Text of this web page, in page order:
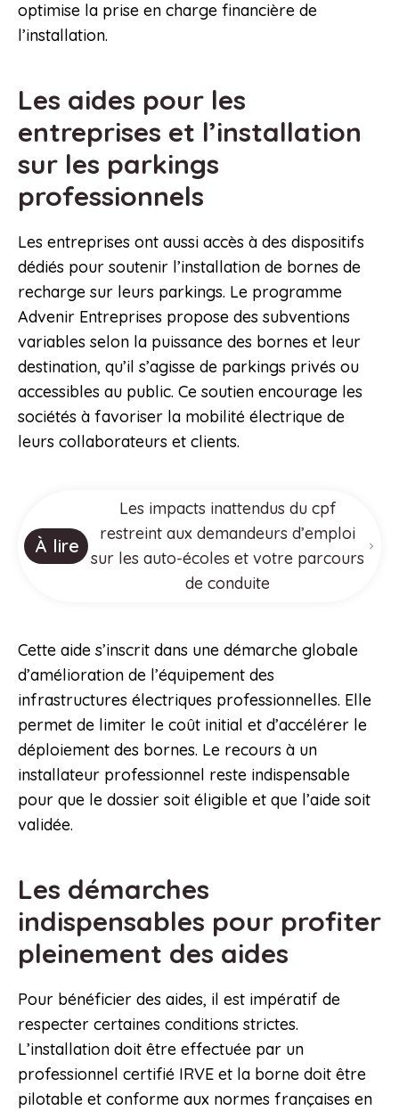
optimise la prise en charge financière de
l’installation.
Les aides pour les
entreprises et l’installation
sur les parkings
professionnels
Les entreprises ont aussi accès à des dispositifs
dédiés pour soutenir l’installation de bornes de
recharge sur leurs parkings. Le programme
Advenir Entreprises propose des subventions
variables selon la puissance des bornes et leur
destination, qu’il s’agisse de parkings privés ou
accessibles au public. Ce soutien encourage les
sociétés à favoriser la mobilité électrique de
leurs collaborateurs et clients.
À lire
Les impacts inattendus du cpf
restreint aux demandeurs d’emploi
sur les auto-écoles et votre parcours
de conduite
Cette aide s’inscrit dans une démarche globale
d’amélioration de l’équipement des
infrastructures électriques professionnelles. Elle
permet de limiter le coût initial et d’accélérer le
déploiement des bornes. Le recours à un
installateur professionnel reste indispensable
pour que le dossier soit éligible et que l’aide soit
validée.
Les démarches
indispensables pour profiter
pleinement des aides
Pour bénéficier des aides, il est impératif de
respecter certaines conditions strictes.
L’installation doit être effectuée par un
professionnel certifié IRVE et la borne doit être
pilotable et conforme aux normes françaises en